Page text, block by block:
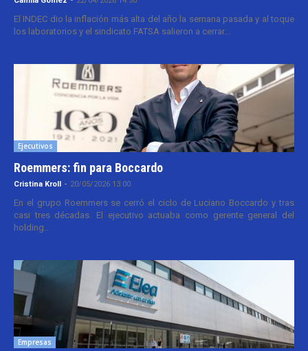
El INDEC dio la inflación más alta del año la semana pasada y al toque
los laboratorios y el sindicato FATSA salieron a cerrar...
Ejecutivos
Roemmers: fin para Boccardo
Cristina Kroll - 20/05/2026 13:00
En el grupo Roemmers se cerró el ciclo de Luciano Boccardo y tras
casi tres décadas. El ejecutivo actuaba como gerente general del
holding...
Empresas